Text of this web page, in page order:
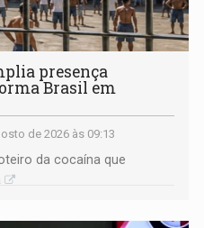
presença
Brasil em
de 2026 às 09:13
da cocaína que